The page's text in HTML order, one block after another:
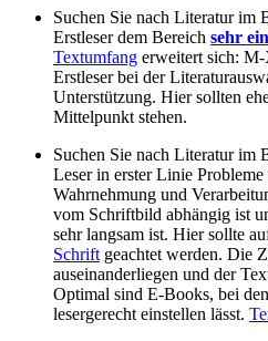
Suchen Sie nach Literatur im
Erstleser dem Bereich sehr
Textumfang erweitert sich:
Erstleser bei der
Unterstützung. Hier sollten
Mittelpunkt stehen.
Suchen Sie nach Literatur im
Leser in erster Linie
Wahrnehmung und
vom Schriftbild abhängig ist
sehr langsam ist. Hier sollte
Schrift geachtet werden. Die
auseinanderliegen und der
Optimal sind E-Books, bei
lesergerecht einstellen lässt.